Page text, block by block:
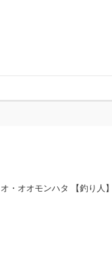
オ・オオモンハタ 【釣り